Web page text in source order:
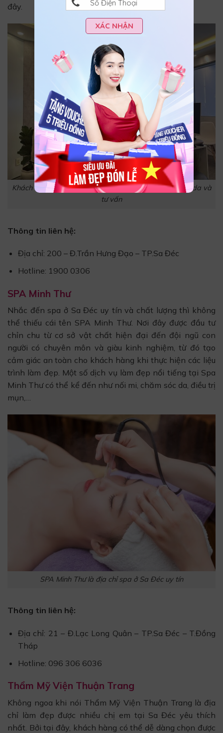
đây.
Khách hàng được bác sĩ tại Thẩm Mỹ Thanh Tuyền soi da và
tư vấn
Thông tin liên hệ:
Địa chỉ: 200 – Đ.Trần Hưng Đạo – TP.Sa Đéc
Hotline: 1900 0306
SPA Minh Thư
Nhắc đến spa ở Sa Đéc uy tín và chất lượng thì không
thể thiếu cái tên SPA Minh Thư. Nơi đây được đầu tư
chỉn chu từ cơ sở vật chất hiện đại đến đội ngũ con
người có chuyên môn và giàu kinh nghiệm, từ đó tạo
cảm giác an toàn cho khách hàng khi thực hiện các liệu
trình làm đẹp. Một số dịch vụ làm đẹp nổi tiếng tại Spa
Minh Thư có thể kể đến như nối mi, chăm sóc da, điều trị
mụn,…
SPA Minh Thư là địa chỉ spa ở Sa Đéc uy tín
Thông tin liên hệ:
Địa chỉ: 21 – Đ.Lạc Long Quân – TP.Sa Đéc – T.Đồng
Tháp
Hotline: 096 306 6036
Thẩm Mỹ Viện Thuận Trang
Không ngoa khi nói Thẩm Mỹ Viện Thuận Trang là địa
chỉ làm đẹp được nhiều chị em tại Sa Đéc yêu thích
nhất. Bởi tại đây, khách hàng có thể dễ dàng chọn được
XÁC NHẬN